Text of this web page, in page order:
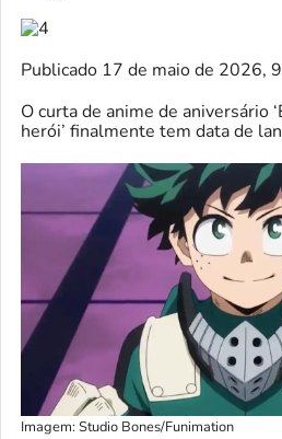
Publicado 17 de maio de 2026,
O curta de anime de aniversário
herói’ finalmente tem data de
Imagem: Studio Bones/Funimation